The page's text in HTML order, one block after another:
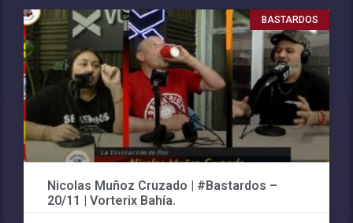
BASTARDOS
Nicolas Muñoz Cruzado | #Bastardos –
20/11 | Vorterix Bahía.